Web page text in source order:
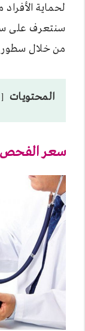
لحماية
سنتعرف على
من خلال سطور
المحتويات
سعر الفحص